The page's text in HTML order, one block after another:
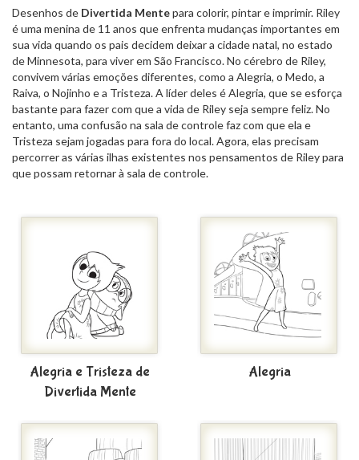
Desenhos de Divertida Mentepara colorir, pintar e imprimir. Riley
é uma menina de 11 anos que enfrenta mudanças importantes em
sua vida quando os pais decidem deixar a cidade natal, no estado
de Minnesota, para viver em São Francisco. No cérebro de Riley,
convivem várias emoções diferentes, como a Alegria, o Medo, a
Raiva, o Nojinho e a Tristeza. A líder deles é Alegria, que se esforça
bastante para fazer com que a vida de Riley seja sempre feliz. No
entanto, uma confusão na sala de controle faz com que ela e
Tristeza sejam jogadas para fora do local. Agora, elas precisam
percorrer as várias ilhas existentes nos pensamentos de Riley para
que possam retornar à sala de controle.
Alegria e Tristeza de
Divertida Mente
Alegria